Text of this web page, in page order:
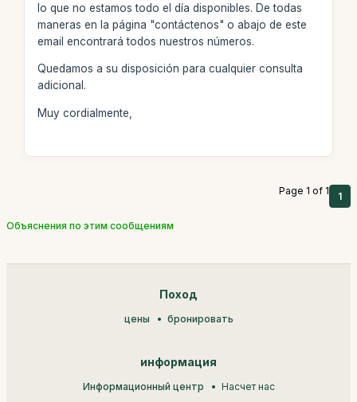
lo que no estamos todo el día disponibles. De todas
maneras en la página "contáctenos" o abajo de este
email encontrará todos nuestros números.
Quedamos a su disposición para cualquier consulta
adicional.
Muy cordialmente,
Page 1 of 1 1
Объяснения по этим сообщениям
Поход
цены бронировать
информация
Информационный центр Насчет нас